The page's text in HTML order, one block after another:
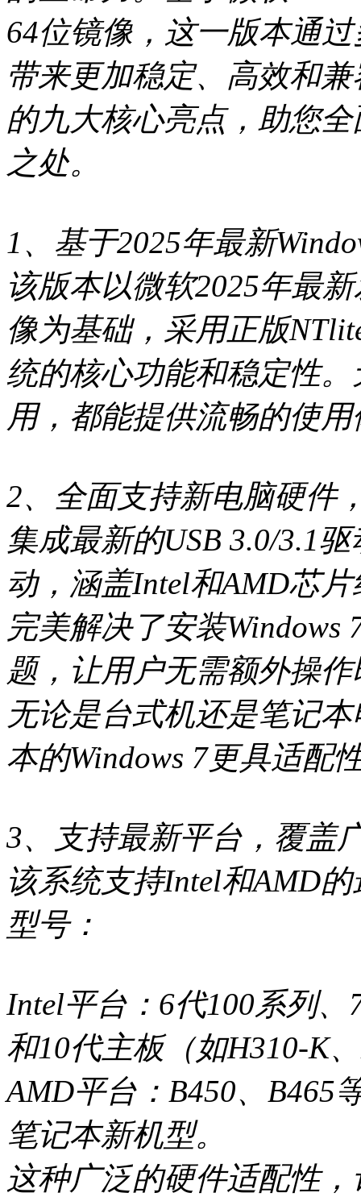
64位镜像，这一版本通
带来更加稳定、高效和
的九大核心亮点，助您
之处。
1、基于2025年最新
该版本以微软2025年最
像为基础，采用正版
统的核心功能和稳定性
用，都能提供流畅的使
2、全面支持新电脑硬件
集成最新的USB 3.0/3.1
动，涵盖Intel和AMD芯
完美解决了安装
题，让用户无需额外操
无论是台式机还是笔记
本的Windows 7更具适配
3、支持最新平台，覆盖
该系统支持Intel和AMD
型号：
Intel平台：6代100系列
和10代主板（如H310-K
AMD平台：B450、B465
笔记本新机型。
这种广泛的硬件适配性